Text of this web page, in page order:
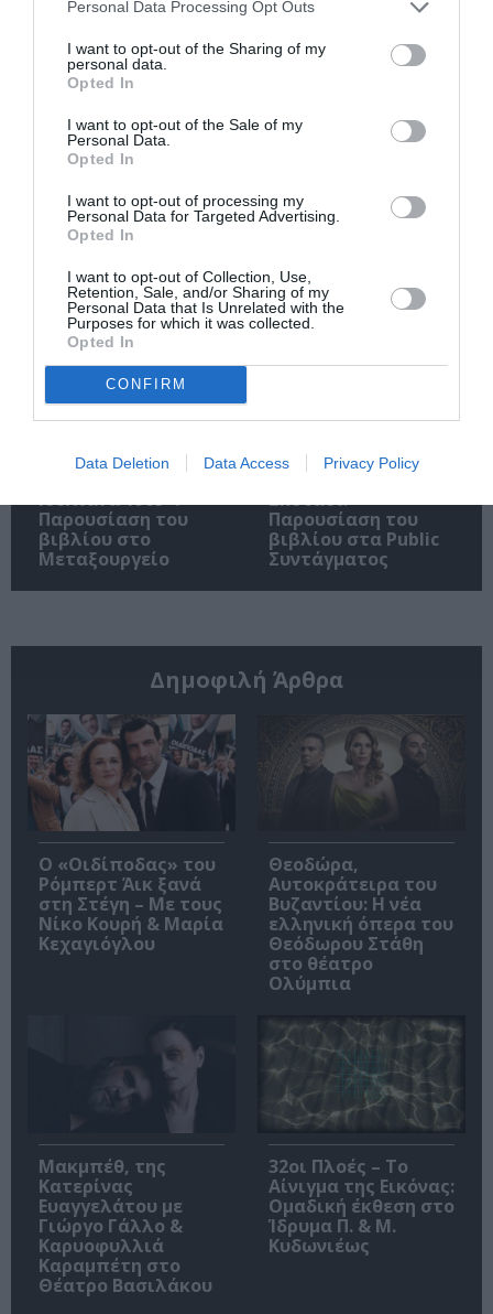
Personal Data Processing Opt Outs
I want to opt-out of the Sharing of my
personal data.
Opted In
I want to opt-out of the Sale of my
Personal Data.
Opted In
I want to opt-out of processing my
Personal Data for Targeted Advertising.
Opted In
I want to opt-out of Collection, Use,
Retention, Sale, and/or Sharing of my
Personal Data that Is Unrelated with the
Purposes for which it was collected.
Opted In
CONFIRM
Data Deletion Data Access Privacy Policy
Η μακρά λίστα με
τις υποψηφιότητες
Booker 2026
Έκθεση Βιβλίου
«Παρεμποδίζοντας
Ιουλιανά 1965»:
Παρουσίαση του
βιβλίου στο
Μεταξουργείο
Σπύρος Κακατσάκης
– Ανακρίνοντας το
Σκοτάδι:
Παρουσίαση του
βιβλίου στα Public
Συντάγματος
Δημοφιλή Άρθρα
O «Οιδίποδας» του
Ρόμπερτ Άικ ξανά
στη Στέγη – Με τους
Νίκο Κουρή & Μαρία
Κεχαγιόγλου
Θεοδώρα,
Αυτοκράτειρα του
Βυζαντίου: Η νέα
ελληνική όπερα του
Θεόδωρου Στάθη
στο θέατρο
Ολύμπια
Μακμπέθ, της
Κατερίνας
Ευαγγελάτου με
Γιώργο Γάλλο &
Καρυοφυλλιά
Καραμπέτη στο
Θέατρο Βασιλάκου
32οι Πλοές – Το
Αίνιγμα της Εικόνας:
Ομαδική έκθεση στο
Ίδρυμα Π. & Μ.
Κυδωνιέως